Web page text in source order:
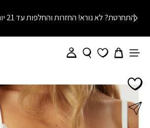
התחרטת? לא נורא! החזרות והחלפות עד 21 יום בחנויות הרשת